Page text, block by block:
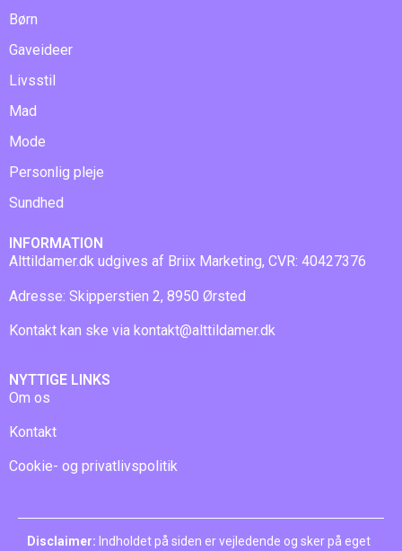
Børn
Gaveideer
Livsstil
Mad
Mode
Personlig pleje
Sundhed
INFORMATION
Alttildamer.dk udgives af Briix Marketing, CVR: 40427376
Adresse: Skipperstien 2, 8950 Ørsted
Kontakt kan ske via kontakt@alttildamer.dk
NYTTIGE LINKS
Om os
Kontakt
Cookie- og privatlivspolitik
Disclaimer: Indholdet på siden er vejledende og sker på eget